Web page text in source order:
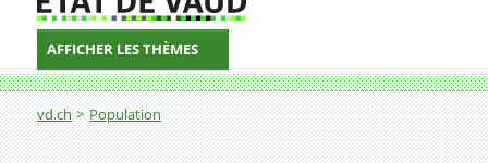
AFFICHER LES THÈMES
Fil d'Ariane
vd.ch Population
Etat civil